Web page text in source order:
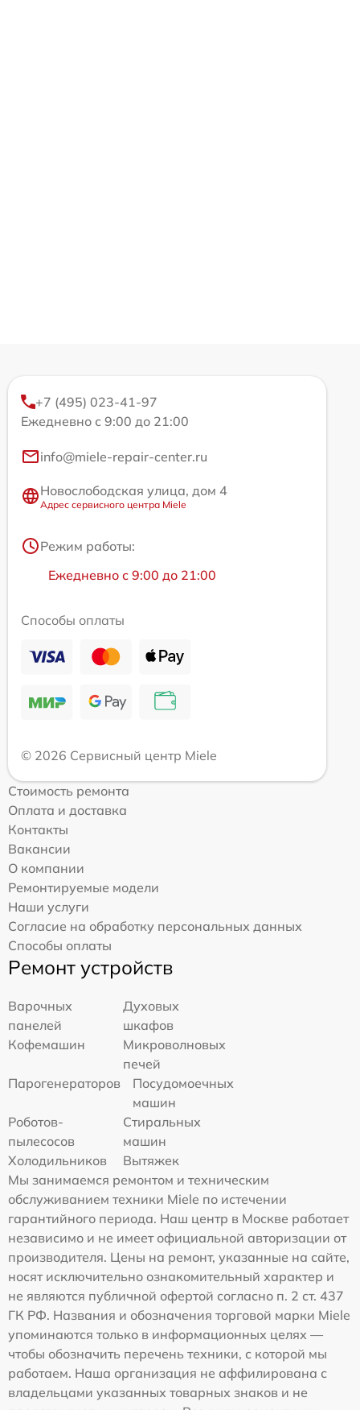
+7 (495) 023-41-97
Ежедневно с 9:00 до 21:00
info@miele-repair-center.ru
Новослободская улица, дом 4
Адрес сервисного центра Miele
Режим работы:
Ежедневно с 9:00 до 21:00
Способы оплаты
© 2026 Сервисный центр Miele
Стоимость ремонта
Оплата и доставка
Контакты
Вакансии
О компании
Ремонтируемые модели
Наши услуги
Согласие на обработку персональных данных
Способы оплаты
Ремонт устройств
Варочных
панелей
Духовых
шкафов
Кофемашин
Микроволновых
печей
Парогенераторов
Посудомоечных
машин
Роботов-
пылесосов
Стиральных
машин
Холодильников
Вытяжек
Мы занимаемся ремонтом и техническим
обслуживанием техники Miele по истечении
гарантийного периода. Наш центр в Москве работает
независимо и не имеет официальной авторизации от
производителя. Цены на ремонт, указанные на сайте,
носят исключительно ознакомительный характер и
не являются публичной офертой согласно п. 2 ст. 437
ГК РФ. Названия и обозначения торговой марки Miele
упоминаются только в информационных целях —
чтобы обозначить перечень техники, с которой мы
работаем. Наша организация не аффилирована с
владельцами указанных товарных знаков и не